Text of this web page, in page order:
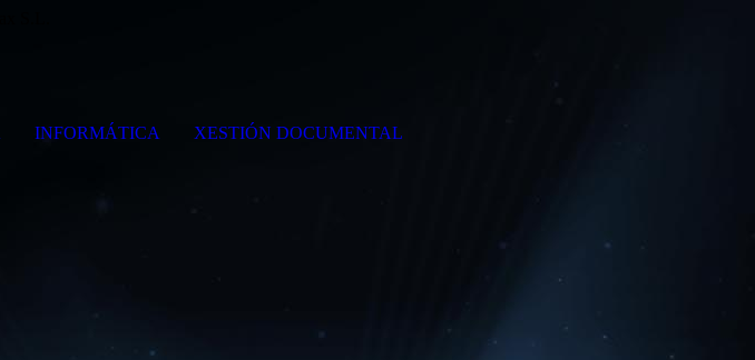
INFORMÁTICA XESTIÓN DOCUMENTAL